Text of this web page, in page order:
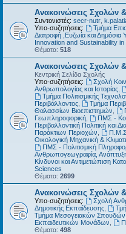
Ανακοινώσεις Σχολών
Συντονιστές: secr-nutr
Υπο-συζητήσεις:
Τμήμα
Διατροφή ,Ευζωία και Δημόσια
Innovation and Sustainability
Θέματα: 518
Ανακοινώσεις Σχολών
Κεντρική Σελίδα Σχολής
Υπο-συζητήσεις:
Σχολή
Ανθρωπολογίας και Ιστορίας
Τμήμα Πολιτισμικής
Περιβάλλοντος
Τμήμα
Θαλασσίων Βιοεπιστημών
Γεωπληροφορική
ΠΜΣ -
Περιβαλλοντική Πολιτική και
Παράκτιων Περιοχών
Π.Μ.Σ
Οικολογική Μηχανική &
ΠΜΣ - Πολιτισμική
Ανθρωπογεωγραφία,
Κίνδυνοι και Αντιμετώπιση
Sciences
Θέματα: 2699
Ανακοινώσεις Σχολών
Υπο-συζητήσεις: Σχολή
Δημοτικής Εκπαίδευσης
Τμήμα Μεσογειακών Σπουδών
Εκπαιδευτικών Μονάδων
Θέματα: 498